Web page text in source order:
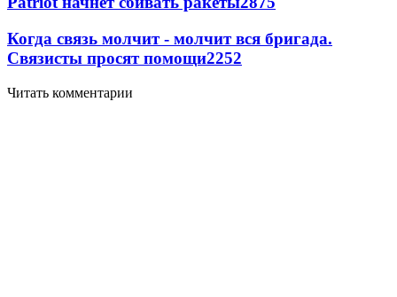
Когда связь молчит - молчит вся бригада.
Связисты просят помощи2252
Читать комментарии